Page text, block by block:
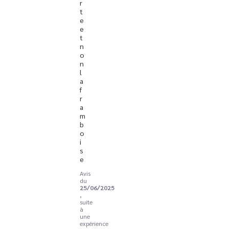
r
t
e
e
t
n
o
n
l
a
f
r
a
m
b
o
i
s
e
Avis
du
25/06/2025
,
suite
à
une
expérience